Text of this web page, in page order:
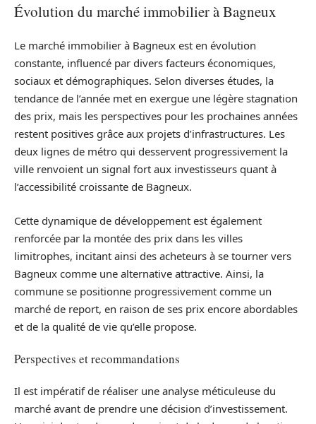
Évolution du marché immobilier à Bagneux
Le marché immobilier à Bagneux est en évolution
constante, influencé par divers facteurs économiques,
sociaux et démographiques. Selon diverses études, la
tendance de l’année met en exergue une légère stagnation
des prix, mais les perspectives pour les prochaines années
restent positives grâce aux projets d’infrastructures. Les
deux lignes de métro qui desservent progressivement la
ville renvoient un signal fort aux investisseurs quant à
l’accessibilité croissante de Bagneux.
Cette dynamique de développement est également
renforcée par la montée des prix dans les villes
limitrophes, incitant ainsi des acheteurs à se tourner vers
Bagneux comme une alternative attractive. Ainsi, la
commune se positionne progressivement comme un
marché de report, en raison de ses prix encore abordables
et de la qualité de vie qu’elle propose.
Perspectives et recommandations
Il est impératif de réaliser une analyse méticuleuse du
marché avant de prendre une décision d’investissement.